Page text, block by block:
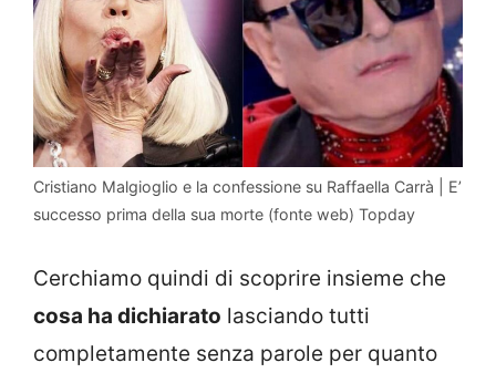
Cristiano Malgioglio e la confessione su Raffaella Carrà | E’
successo prima della sua morte (fonte web) Topday
Cerchiamo quindi di scoprire insieme che
cosa ha dichiarato lasciando tutti
completamente senza parole per quanto